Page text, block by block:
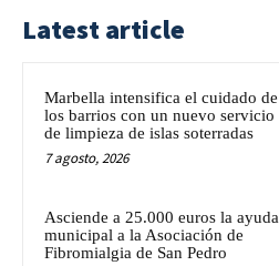
Latest article
Marbella intensifica el cuidado de
los barrios con un nuevo servicio
de limpieza de islas soterradas
7 agosto, 2026
Asciende a 25.000 euros la ayuda
municipal a la Asociación de
Fibromialgia de San Pedro